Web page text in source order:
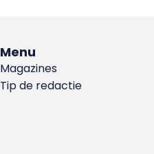
Menu
Magazines
Tip de redactie